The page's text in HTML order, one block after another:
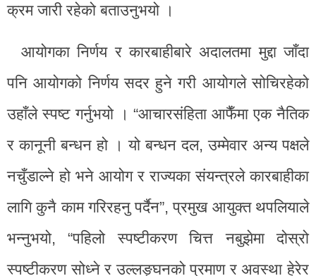
क्रम जारी रहेको बताउनुभयो ।
आयोगका निर्णय र कारबाहीबारे अदालतमा मुद्दा जाँदा
पनि आयोगको निर्णय सदर हुने गरी आयोगले सोचिरहेको
उहाँले स्पष्ट गर्नुभयो । “आचारसंहिता आफैँमा एक नैतिक
र कानूनी बन्धन हो । यो बन्धन दल, उम्मेवार अन्य पक्षले
नचुँडाल्ने हो भने आयोग र राज्यका संयन्त्रले कारबाहीका
लागि कुनै काम गरिरहनु पर्दैन”, प्रमुख आयुक्त थपलियाले
भन्नुभयो, “पहिलो स्पष्टीकरण चित्त नबुझेमा दोस्रो
स्पष्टीकरण सोध्ने र उल्लङ्घनको प्रमाण र अवस्था हेरेर